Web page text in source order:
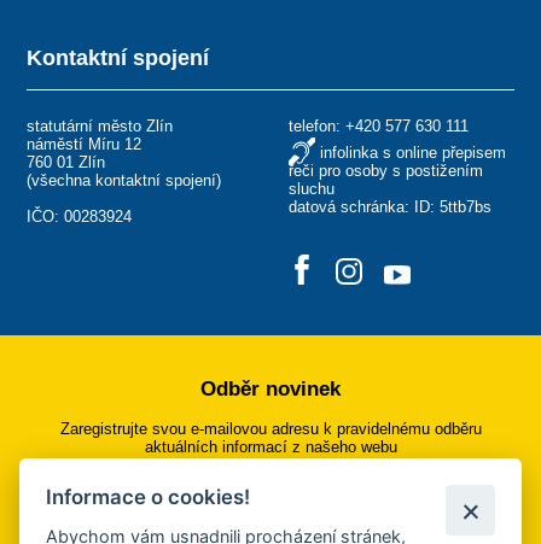
Kontaktní spojení
statutární město Zlín
náměstí Míru 12
760 01 Zlín
(všechna kontaktní spojení)
IČO: 00283924
telefon: +420 577 630 111
infolinka s online přepisem
řeči pro osoby s postižením
sluchu
datová schránka: ID: 5ttb7bs
Odběr novinek
Zaregistrujte svou e-mailovou adresu k pravidelnému odběru
aktuálních informací z našeho webu
Přihlásit se k odběru
Informace o cookies!
Abychom vám usnadnili procházení stránek,